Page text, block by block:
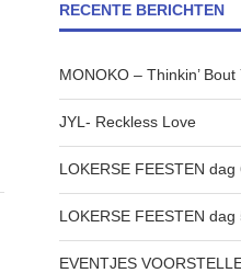
RECENTE BERICHTEN
MONOKO – Thinkin’
JYL- Reckless Love
LOKERSE FEESTEN
LOKERSE FEESTEN
EVENTJES